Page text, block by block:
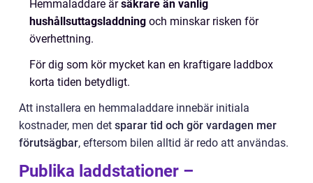
Hemmaladdare ärsäkrare än vanlig
hushållsuttagsladdning och minskar risken för
överhettning.
För dig som kör mycket kan en kraftigare laddbox
korta tiden betydligt.
Att installera en hemmaladdare innebär initiala
kostnader, men det sparar tid och gör vardagen mer
förutsägbar, eftersom bilen alltid är redo att användas.
Publika laddstationer –